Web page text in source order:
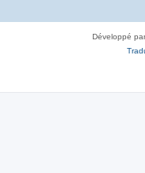
Développé